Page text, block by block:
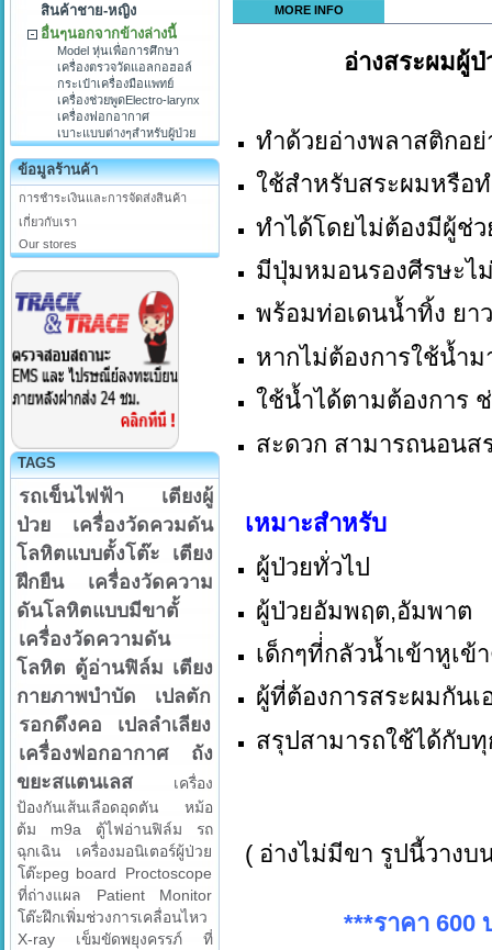
สินค้าชาย-หญิง
อื่นๆนอกจากข้างล่างนี้
Model หุ่นเพื่อการศึกษา
เครื่องตรวจวัดแอลกอฮอล์
กระเป๋าเครื่องมือแพทย์
เครื่องช่วยพูดElectro-larynx
เครื่องฟอกอากาศ
เบาะแบบต่างๆสำหรับผู้ป่วย
ข้อมูลร้านค้า
การชำระเงินและการจัดส่งสินค้า
เกี่ยวกับเรา
Our stores
TAGS
รถเข็นไฟฟ้า
เตียงผู้
ป่วย
เครื่องวัดควมดัน
โลหิตแบบตั้งโต๊ะ
เตียง
ฝึกยืน
เครื่องวัดความ
ดันโลหิตแบบมีขาตั้
เครื่องวัดความดัน
โลหิต ตู้อ่านฟิล์ม เตียง
กายภาพบำบัด
เปลตัก
รอกดึงคอ
เปลลำเลียง
เครื่องฟอกอากาศ
ถัง
ขยะสแตนเลส
เครื่อง
ป้องกันเส้นเลือดอุดตัน
หม้อ
ต้ม
m9a ตู้ไฟอ่านฟิล์ม
รถ
ฉุกเฉิน
เครื่องมอนิเตอร์ผู้ป่วย
โต๊ะpeg board
Proctoscope
ที่ถ่างแผล
Patient Monitor
โต๊ะฝึกเพิ่มช่วงการเคลื่อนไหว
X-ray
เข็มขัดพยุงครรภ์
ที่
MORE INFO
อ่างสระผมผู้ป่
ทำด้วยอ่างพลาสติกอย่
ใช้สำหรับสระผมหรือ
ทำได้โดยไม่ต้องมีผู้ช่ว
มีปุ่มหมอนรองศีรษะไ
พร้อมท่อเดนน้ำทิ้ง ยา
หากไม่ต้องการใช้น้ำ
ใช้น้ำได้ตามต้องการ
สะดวก สามารถนอนส
เหมาะสำหรับ
ผู้ป่วยทั่วไป
ผู้ป่วยอัมพฤต,อัมพาต
เด็กๆที่่กลัวน้ำเข้าหูเข้
ผู้ที่ต้องการสระผมกันเ
สรุปสามารถใช้ได้กับ
( อ่างไม่มีขา รูปนี้วางบ
***ราคา 600 บ